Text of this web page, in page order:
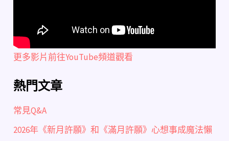
更多影片前往YouTube頻道觀看
熱門文章
常見Q&A
2026年《新月許願》和《滿月許願》心想事成魔法懶